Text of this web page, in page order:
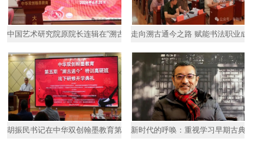
中国艺术研究院原院长连辑在“溯古通今”书法特训高研班线下研修
走向溯古通今之路 赋能书法职业成才
胡振民书记在中华双创翰墨教育第五期“溯古通今”书法高研班“线
新时代的呼唤：重视学习早期古典书